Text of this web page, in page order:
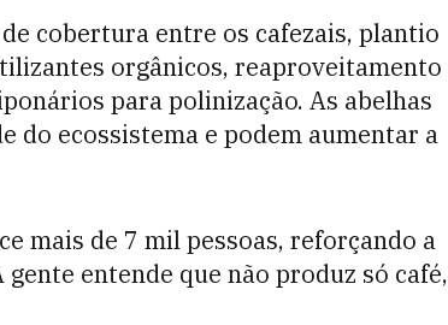
cobertura entre os cafezais, plantio
orgânicos, reaproveitamento
para polinização. As abelhas
do ecossistema e podem aumentar a
mais de 7 mil pessoas, reforçando a
entende que não produz só café,